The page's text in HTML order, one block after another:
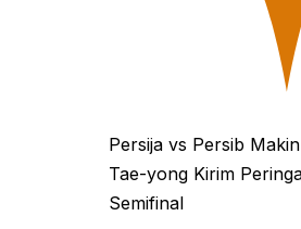
Persija vs Persib
Tae-yong Kirim
Semifinal